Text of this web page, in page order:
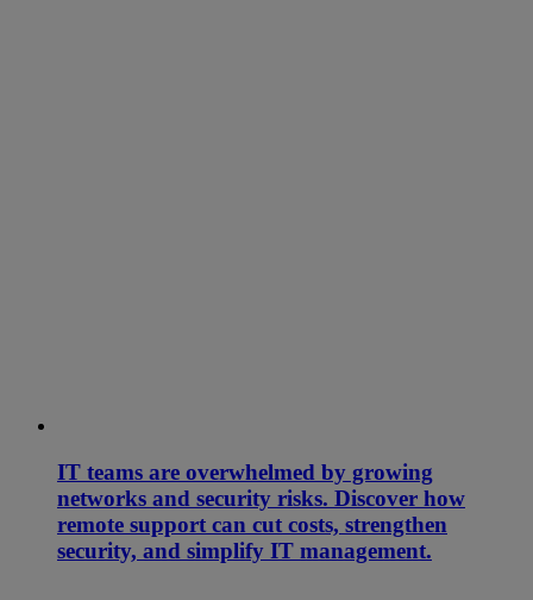
IT teams are overwhelmed by growing
networks and security risks. Discover how
remote support can cut costs, strengthen
security, and simplify IT management.